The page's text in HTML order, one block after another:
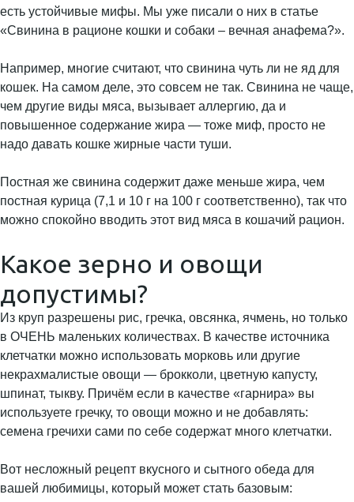
есть устойчивые мифы. Мы уже писали о них в статье
«Свинина в рационе кошки и собаки – вечная анафема?».
Например, многие считают, что свинина чуть ли не яд для
кошек. На самом деле, это совсем не так. Свинина не чаще,
чем другие виды мяса, вызывает аллергию, да и
повышенное содержание жира — тоже миф, просто не
надо давать кошке жирные части туши.
Постная же свинина содержит даже меньше жира, чем
постная курица (7,1 и 10 г на 100 г соответственно), так что
можно спокойно вводить этот вид мяса в кошачий рацион.
Какое зерно и овощи
допустимы?
Из круп разрешены рис, гречка, овсянка, ячмень, но только
в ОЧЕНЬ маленьких количествах. В качестве источника
клетчатки можно использовать морковь или другие
некрахмалистые овощи — брокколи, цветную капусту,
шпинат, тыкву. Причём если в качестве «гарнира» вы
используете гречку, то овощи можно и не добавлять:
семена гречихи сами по себе содержат много клетчатки.
Вот несложный рецепт вкусного и сытного обеда для
вашей любимицы, который может стать базовым: